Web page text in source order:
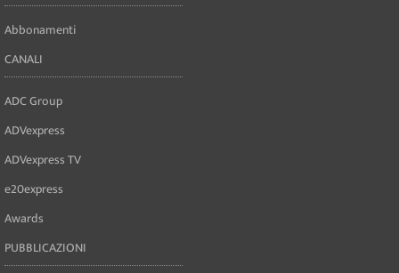
Abbonamenti
CANALI
ADC Group
ADVexpress
ADVexpress TV
e20express
Awards
PUBBLICAZIONI